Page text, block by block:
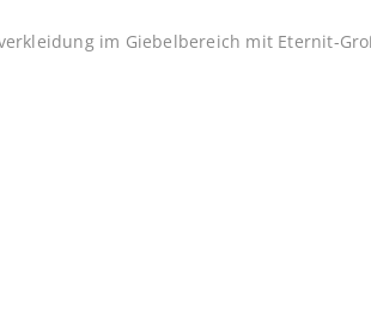
im Giebelbereich mit Eternit-